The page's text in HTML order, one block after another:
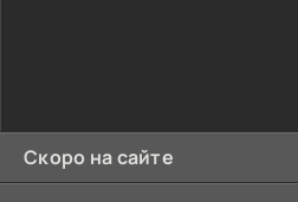
Скоро на сайте